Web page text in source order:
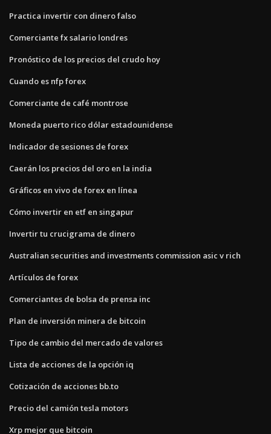
Practica invertir con dinero falso
Comerciante fx salario londres
Pronóstico de los precios del crudo hoy
Cuando es nfp forex
Comerciante de café montrose
Moneda puerto rico dólar estadounidense
Indicador de sesiones de forex
Caerán los precios del oro en la india
Gráficos en vivo de forex en línea
Cómo invertir en etf en singapur
Invertir tu crucigrama de dinero
Australian securities and investments commission asic v rich
Artículos de forex
Comerciantes de bolsa de prensa inc
Plan de inversión minera de bitcoin
Tipo de cambio del mercado de valores
Lista de acciones de la opción iq
Cotización de acciones bb.to
Precio del camión tesla motors
Xrp mejor que bitcoin